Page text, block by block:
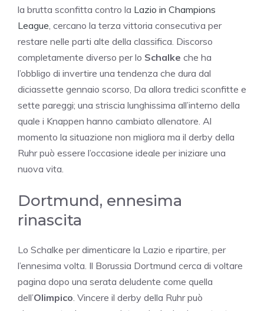
la brutta sconfitta contro la Lazio in Champions
League, cercano la terza vittoria consecutiva per
restare nelle parti alte della classifica. Discorso
completamente diverso per lo Schalke che ha
l’obbligo di invertire una tendenza che dura dal
diciassette gennaio scorso, Da allora tredici sconfitte e
sette pareggi; una striscia lunghissima all’interno della
quale i Knappen hanno cambiato allenatore. Al
momento la situazione non migliora ma il derby della
Ruhr può essere l’occasione ideale per iniziare una
nuova vita.
Dortmund, ennesima
rinascita
Lo Schalke per dimenticare la Lazio e ripartire, per
l’ennesima volta. Il Borussia Dortmund cerca di voltare
pagina dopo una serata deludente come quella
dell’Olimpico. Vincere il derby della Ruhr può